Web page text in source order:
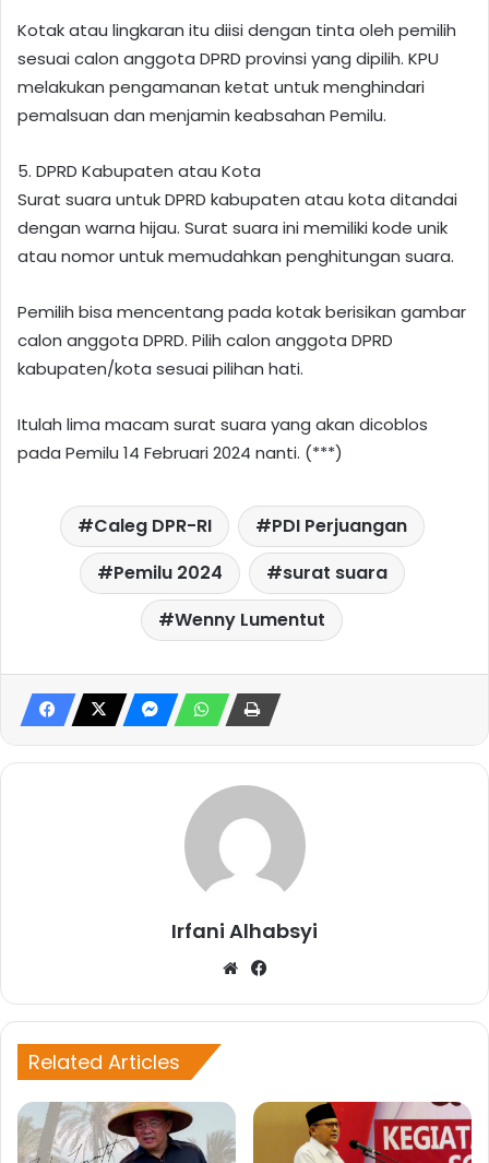
Kotak atau lingkaran itu diisi dengan tinta oleh pemilih
sesuai calon anggota DPRD provinsi yang dipilih. KPU
melakukan pengamanan ketat untuk menghindari
pemalsuan dan menjamin keabsahan Pemilu.
5. DPRD Kabupaten atau Kota
Surat suara untuk DPRD kabupaten atau kota ditandai
dengan warna hijau. Surat suara ini memiliki kode unik
atau nomor untuk memudahkan penghitungan suara.
Pemilih bisa mencentang pada kotak berisikan gambar
calon anggota DPRD. Pilih calon anggota DPRD
kabupaten/kota sesuai pilihan hati.
Itulah lima macam surat suara yang akan dicoblos
pada Pemilu 14 Februari 2024 nanti. (***)
Caleg DPR-RI
PDI Perjuangan
Pemilu 2024
surat suara
Wenny Lumentut
Irfani Alhabsyi
W
sit bo
Related Articles